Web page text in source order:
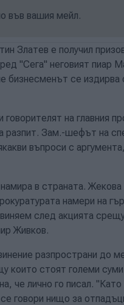
във вашия мейл.
Златев е получил
"Сега" неговият пиар
бизнесменът се
на главния
разпит. Зам.-шефът на
въпроси с
в страната.
намери на
след акцията
Живков.
разпространи до
които стоят големи
че лично го писал.
говори нищо за